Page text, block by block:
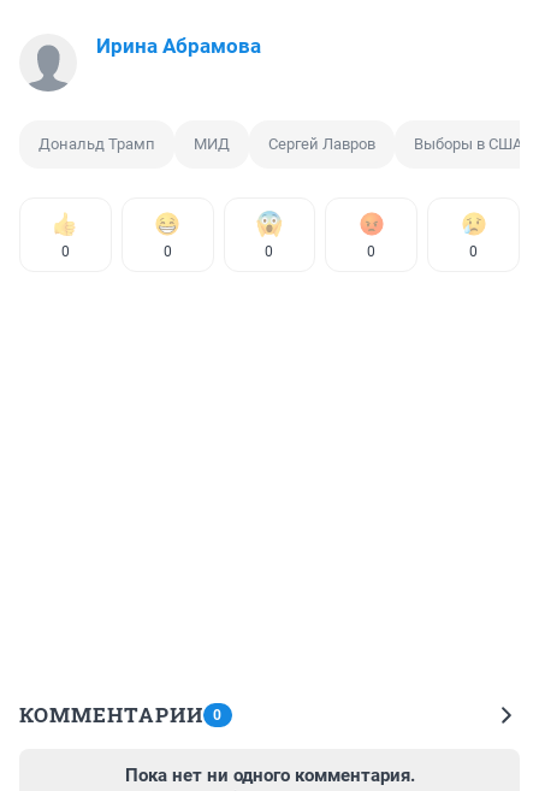
Ирина Абрамова
Дональд Трамп МИД Сергей Лавров Выборы в США
0 0 0 0 0
КОММЕНТАРИИ 0
Пока нет ни одного комментария.